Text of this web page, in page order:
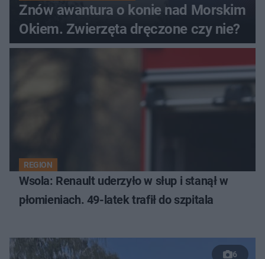
Znów awantura o konie nad Morskim
Okiem. Zwierzęta dręczone czy nie?
REGION
Wsola: Renault uderzyło w słup i stanął w
płomieniach. 49-latek trafił do szpitala
6